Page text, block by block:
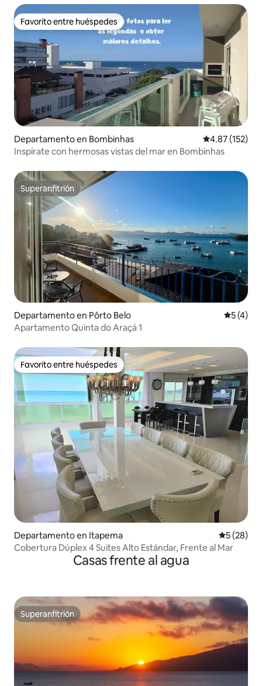
Favorito entre huéspedes
Favorito entre huéspedes
Departamento en Bombinhas Calificación
4.87 (152)
Inspírate con hermosas vistas del mar en Bombinhas
Superanfitrión
Superanfitrión
Departamento en Pôrto Belo
5 (4)
Apartamento Quinta do Araçá 1
Favorito entre huéspedes
Favorito entre huéspedes
Departamento en Itapema
5 (28)
Cobertura Dúplex 4 Suites Alto Estándar, Frente al Mar
Casas frente al agua
Superanfitrión
Superanfitrión